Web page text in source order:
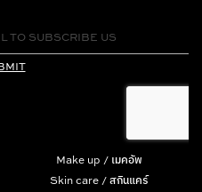
Make up / เมคอัพ
Skin care / สกินแคร์